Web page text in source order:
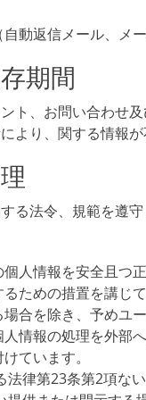
動返信メール、メ
期間
ト、お問い合わせ
より、関する情報
る法令、規範を遵
人情報を安全且つ
ための措置を講じて
合を除き、予めユ
情報の処理を外部
ています。
法律第23条第2項な